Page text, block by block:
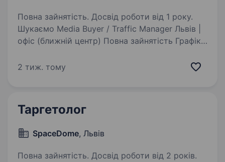
Повна зайнятість. Досвід роботи від 1 року.
Шукаємо Media Buyer / Traffic Manager Львів |
офіс (ближній центр) Повна зайнятість Графік
віддалено) Ми — команда, що займається
2 тиж. тому
Таргетолог
SpaceDome, Львів
Повна зайнятість. Досвід роботи від 2 років.